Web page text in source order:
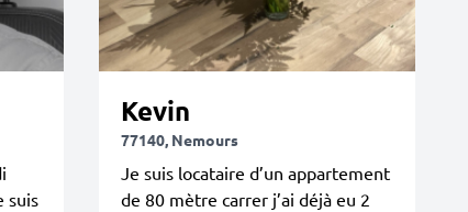
suis
Kevin
77140, Nemours
Je suis locataire d’un appartement
de 80 mètre carrer j’ai déjà eu 2